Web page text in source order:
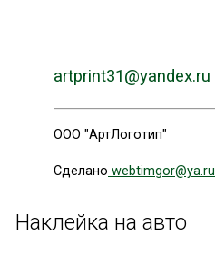
artprint31@yandex.ru
ООО "АртЛоготип"
Сделано webtimgor@ya.ru
Наклейка на авто